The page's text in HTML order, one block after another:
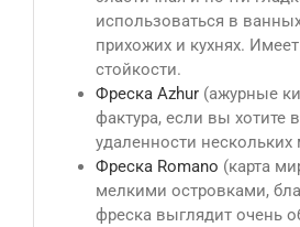
использоваться в
прихожих и кухнях.
стойкости.
Фреска Azhur(ажурные
фактура, если вы хотите
удаленности нескольких
Фреска Romano (карта
мелкими островками,
фреска выглядит очень